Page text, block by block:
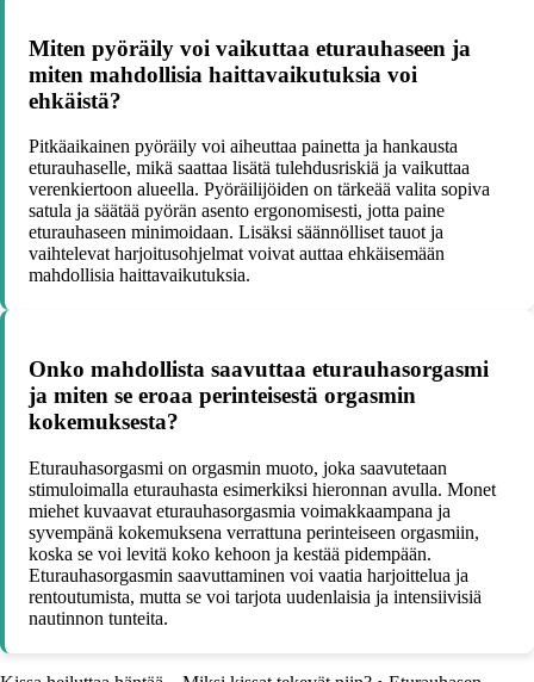
Miten pyöräily voi vaikuttaa eturauhaseen ja
miten mahdollisia haittavaikutuksia voi
ehkäistä?
Pitkäaikainen pyöräily voi aiheuttaa painetta ja hankausta
eturauhaselle, mikä saattaa lisätä tulehdusriskiä ja vaikuttaa
verenkiertoon alueella. Pyöräilijöiden on tärkeää valita sopiva
satula ja säätää pyörän asento ergonomisesti, jotta paine
eturauhaseen minimoidaan. Lisäksi säännölliset tauot ja
vaihtelevat harjoitusohjelmat voivat auttaa ehkäisemään
mahdollisia haittavaikutuksia.
Onko mahdollista saavuttaa eturauhasorgasmi
ja miten se eroaa perinteisestä orgasmin
kokemuksesta?
Eturauhasorgasmi on orgasmin muoto, joka saavutetaan
stimuloimalla eturauhasta esimerkiksi hieronnan avulla. Monet
miehet kuvaavat eturauhasorgasmia voimakkaampana ja
syvempänä kokemuksena verrattuna perinteiseen orgasmiin,
koska se voi levitä koko kehoon ja kestää pidempään.
Eturauhasorgasmin saavuttaminen voi vaatia harjoittelua ja
rentoutumista, mutta se voi tarjota uudenlaisia ja intensiivisiä
nautinnon tunteita.